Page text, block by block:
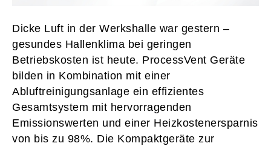
Dicke Luft in der Werkshalle war gestern –
gesundes Hallenklima bei geringen
Betriebskosten ist heute. ProcessVent Geräte
bilden in Kombination mit einer
Abluftreinigungsanlage ein effizientes
Gesamtsystem mit hervorragenden
Emissionswerten und einer Heizkostenersparnis
von bis zu 98%. Die Kompaktgeräte zur